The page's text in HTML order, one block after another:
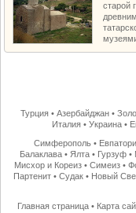
старой
Турция •Азербайджан •
Италия• Украина•
Симферополь •
Балаклава• Ялта• Гурзуф•
Мисхор и Кореиз •Симеиз •
Партенит •Судак • Новый
Главная страница • Карта